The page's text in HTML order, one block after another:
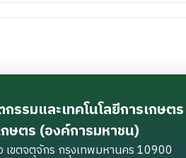
รมและเทคโนโลยีการเกษตร
ษตร (องค์การมหาชน)
ขตจตุจักร กรุงเทพมหานคร 10900